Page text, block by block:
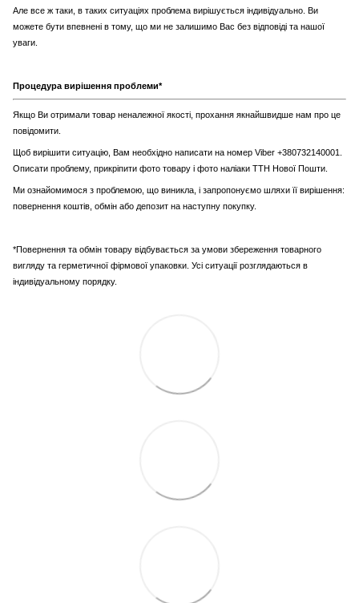
Але все ж таки, в таких ситуаціях проблема вирішується індивідуально. Ви
можете бути впевнені в тому, що ми не залишимо Вас без відповіді та нашої
уваги.
Процедура вирішення проблеми*
Якщо Ви отримали товар неналежної якості, прохання якнайшвидше нам про це
повідомити.
Щоб вирішити ситуацію, Вам необхідно написати на номер Viber +380732140001.
Описати проблему, прикріпити фото товару і фото наліаки ТТН Нової Пошти.
Ми ознайомимося з проблемою, що виникла, і запропонуємо шляхи її вирішення:
повернення коштів, обмін або депозит на наступну покупку.
*Повернення та обмін товару відбувається за умови збереження товарного
вигляду та герметичної фірмової упаковки. Усі ситуації розглядаються в
індивідуальному порядку.